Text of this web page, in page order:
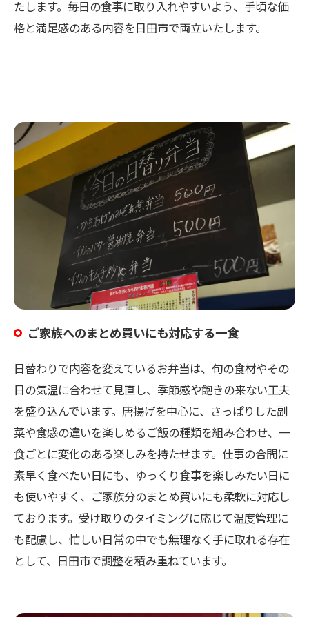
たします。毎日の食事に取り入れやすいよう、手頃な価
格と満足感のある内容を日田市で両立いたします。
ご家族へのまとめ買いにも対応する一食
日替わりで内容を変えているお弁当は、旬の食材やその
日の気温に合わせて見直し、季節感や飽きの来ない工夫
を盛り込んでいます。唐揚げを中心に、さっぱりした副
菜や食感の違いを楽しめるご飯の種類を組み合わせ、一
食ごとに変化のある楽しみを持たせます。仕事の合間に
素早く食べたい日にも、ゆっくり食事を楽しみたい日に
も使いやすく、ご家族分のまとめ買いにも柔軟に対応し
ております。受け取りのタイミングに応じて温度管理に
も配慮し、忙しい日常の中でも無理なく手に取れる存在
として、日田市で調整を積み重ねています。